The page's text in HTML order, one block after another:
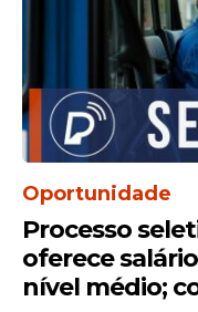
trabalho
possibilidade
período. O
de 12 meses,
homologação
decisão da
Oportunidade
Processo
oferece
nível médio;